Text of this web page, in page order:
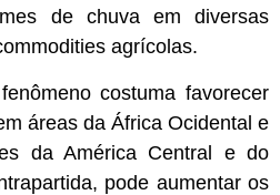
de chuva em diversas
agrícolas.
costuma favorecer
áreas da África Ocidental e
da América Central e do
pode aumentar os